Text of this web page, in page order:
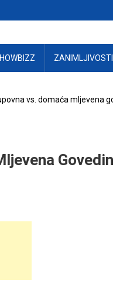
ZANIMLJIVOSTI
vs. domaća mljevena